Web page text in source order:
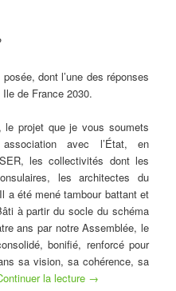
dont l’une des réponses
de France 2030.
projet que je vous soumets
avec l’État, en
les collectivités dont les
les architectes du
a été mené tambour battant et
à partir du socle du schéma
ans par notre Assemblée, le
bonifié, renforcé pour
sa vision, sa cohérence, sa
la lecture →